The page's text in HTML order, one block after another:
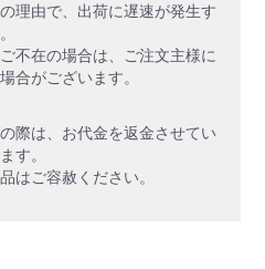
理由で、出荷に遅速が発生す
不在の場合は、ご注文主様に
合がございます。
際は、お代金を返金させてい
す。
はご容赦ください。